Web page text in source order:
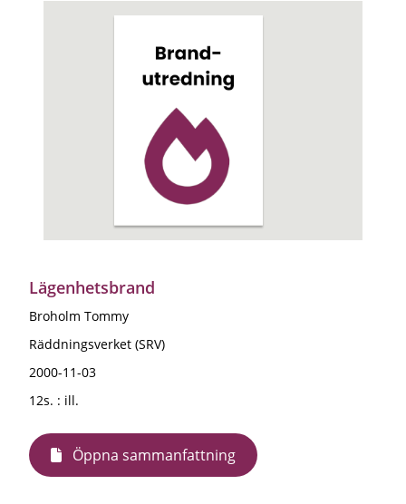
Lägenhetsbrand
Broholm Tommy
Räddningsverket (SRV)
2000-11-03
12s. : ill.
Öppna sammanfattning